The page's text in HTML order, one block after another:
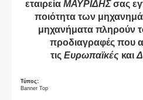
εταιρεία ΜΑΥΡΙΔΗΣσας
ποιότητα των
μηχανήματα πληρούν
προδιαγραφές που
τις Ευρωπαϊκές και
Τύπος:
Banner Top